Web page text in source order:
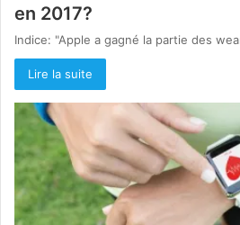
en 2017?
Indice: "Apple a gagné la partie des
Lire la suite